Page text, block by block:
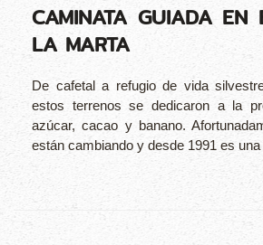
CAMINATA GUIADA EN
LA MARTA
De cafetal a refugio de vida
estos terrenos se dedicaron a la
azúcar, cacao y banano.
están cambiando y desde 1991 es una